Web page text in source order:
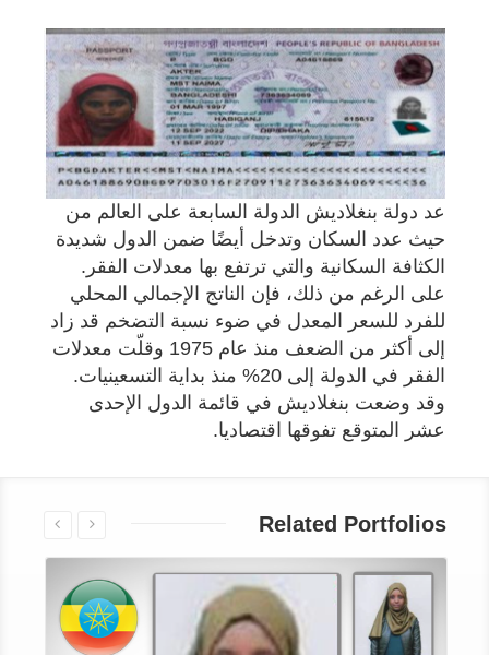
عد دولة بنغلاديش الدولة السابعة على العالم من
حيث عدد السكان وتدخل أيضًا ضمن الدول شديدة
الكثافة السكانية والتي ترتفع بها معدلات الفقر.
على الرغم من ذلك، فإن الناتج الإجمالي المحلي
للفرد للسعر المعدل في ضوء نسبة التضخم قد زاد
إلى أكثر من الضعف منذ عام 1975 وقلّت معدلات
الفقر في الدولة إلى 20% منذ بداية التسعينيات.
وقد وضعت بنغلاديش في قائمة الدول الإحدى
عشر المتوقع تفوقها اقتصاديا.
Related Portfolios